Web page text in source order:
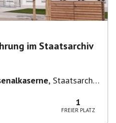
im Staatsarchiv
, Staatsarchiv
1
FREIER PLATZ